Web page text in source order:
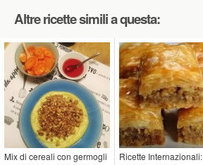
Altre ricette simili a questa:
Mix di cereali con germogli
Ricette Internazionali: